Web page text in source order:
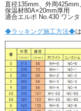
直径135mm、外周
保温材80A×20mm厚用
適合エルボ No.430 ワン
◆ラッキング施工方法◆